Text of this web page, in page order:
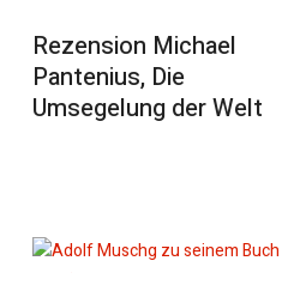
Rezension Michael
Pantenius, Die
Umsegelung der Welt